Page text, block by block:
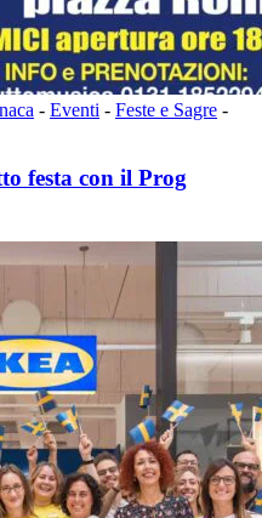
- Eventi - Feste e Sagre -
festa con il Prog